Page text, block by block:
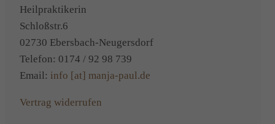
Heilpraktikerin
Schloßstr.6
02730 Ebersbach-Neugersdorf
Telefon: 0174 / 92 98 739
Email: info [at] manja-paul.de
Vertrag widerrufen